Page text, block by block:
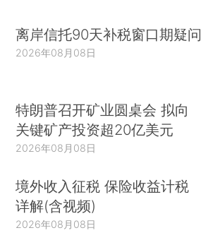
离岸信托90天补税窗口期疑问
2026年08月08日
特朗普召开矿业圆桌会 拟向
关键矿产投资超20亿美元
2026年08月08日
境外收入征税 保险收益计税
详解(含视频)
2026年08月08日